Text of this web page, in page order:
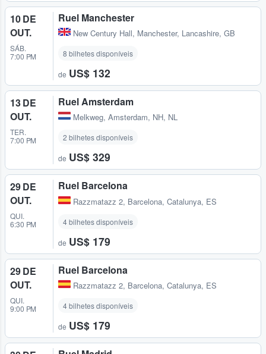
10 DE
OUT.
SÁB.
7:00 PM
Ruel Manchester
New Century Hall, Manchester, Lancashire, GB
8 bilhetes disponíveis
de US$ 132
13 DE
OUT.
TER.
7:00 PM
Ruel Amsterdam
Melkweg, Amsterdam, NH, NL
2 bilhetes disponíveis
de US$ 329
29 DE
OUT.
QUI.
6:30 PM
Ruel Barcelona
Razzmatazz 2, Barcelona, Catalunya, ES
4 bilhetes disponíveis
de US$ 179
29 DE
OUT.
QUI.
9:00 PM
Ruel Barcelona
Razzmatazz 2, Barcelona, Catalunya, ES
4 bilhetes disponíveis
de US$ 179